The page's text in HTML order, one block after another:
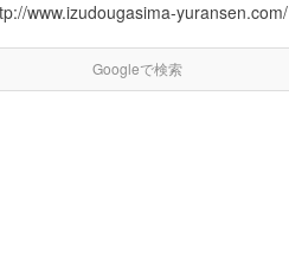
www.izudougasima-yuransen.com/
Googleで検索